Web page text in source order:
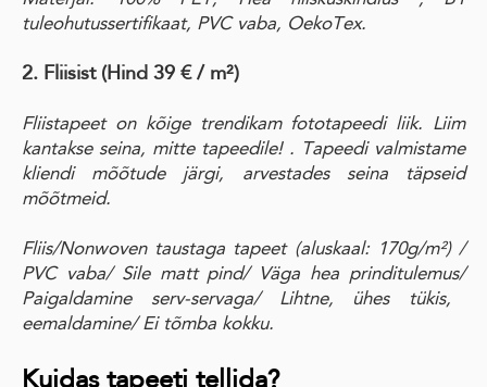
tuleohutussertifikaat, PVC vaba, OekoTex.
2. Fliisist (Hind 39 € / m²)
Fliistapeet on kõige trendikam fototapeedi liik. Liim
kantakse seina, mitte tapeedile! . Tapeedi valmistame
kliendi mõõtude järgi, arvestades seina täpseid
mõõtmeid.
Fliis/Nonwoven taustaga tapeet (aluskaal: 170g/m²)/
PVC vaba/ Sile matt pind/ Väga hea prinditulemus/
Paigaldamine serv-servaga/ Lihtne, ühes tükis,
eemaldamine/ Ei tõmba kokku.
Kuidas tapeeti tellida?